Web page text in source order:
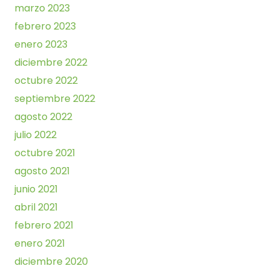
marzo 2023
febrero 2023
enero 2023
diciembre 2022
octubre 2022
septiembre 2022
agosto 2022
julio 2022
octubre 2021
agosto 2021
junio 2021
abril 2021
febrero 2021
enero 2021
diciembre 2020